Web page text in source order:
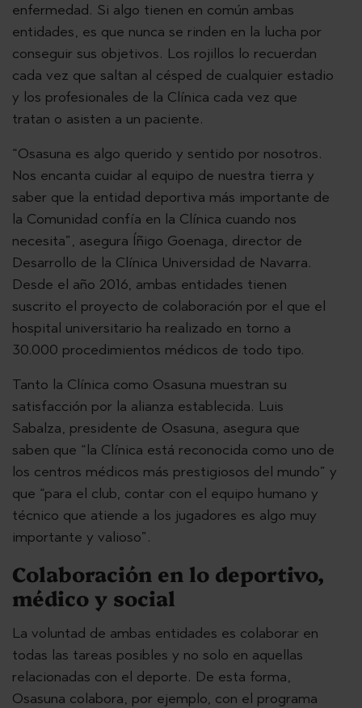
enfermedad. Si algo tienen en común ambas
entidades, es que nunca se rinden en la lucha por
conseguir sus objetivos. Los rojillos lo recuerdan
cada vez que saltan al césped de cualquier estadio
y los profesionales de la Clínica cada vez que
tratan o asisten a un paciente.
“Osasuna es algo querido y sentido por nosotros.
Nos encanta cuidar al equipo de nuestra tierra y
saber que la entidad deportiva más importante de
la Comunidad confía en la Clínica cuando nos
necesita”, asegura Íñigo Goenaga, director de
Desarrollo de la Clínica Universidad de Navarra.
Desde el año 2016, ambas entidades tienen
suscrito el proyecto de colaboración por el que el
hospital universitario ha realizado en torno a
30.000 procedimientos médicos de todo tipo.
Tanto la Clínica como Osasuna muestran su
satisfacción por la alianza establecida. Luis
Sabalza, presidente de Osasuna, asegura que
saben que “la Clínica está reconocida como uno de
los centros médicos más prestigiosos del mundo” y
que “para el club, contar con el equipo humano y
técnico que atiende a los jugadores es algo muy
importante y valioso”.
Colaboración en lo deportivo,
médico y social
La voluntad de ambas entidades es colaborar en
todas las tareas posibles y no solo en aquellas
relacionadas con el deporte. De esta forma,
Osasuna colabora, por ejemplo, con el programa